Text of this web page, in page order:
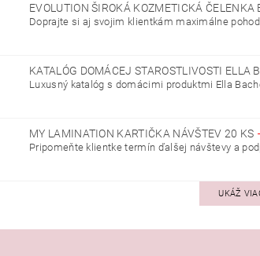
EVOLUTION ŠIROKÁ KOZMETICKÁ ČELENKA
Doprajte si aj svojim klientkám maximálne
KATALÓG DOMÁCEJ STAROSTLIVOSTI ELLA
Luxusný katalóg s domácimi produktmi Ella
MY LAMINATION KARTIČKA NÁVŠTEV 20 KS
Pripomeňte klientke termín ďalšej návštevy a
UKÁŽ